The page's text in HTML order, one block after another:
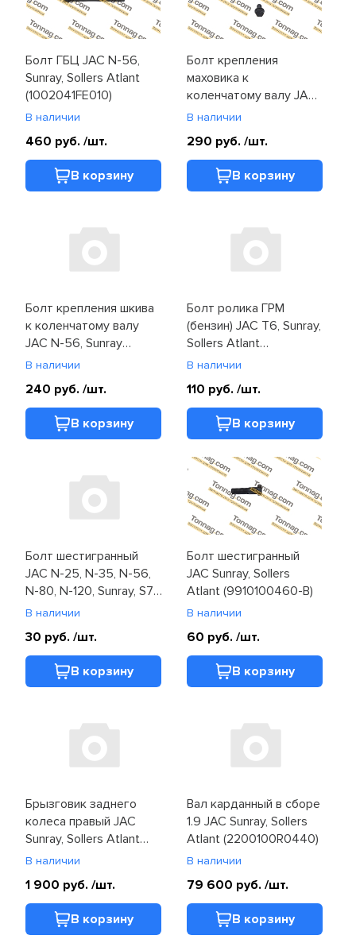
Болт ГБЦ JAC N-56,
Sunray, Sollers Atlant
(1002041FE010)
В наличии
460 руб. /шт.
В корзину
Болт крепления
маховика к
коленчатому валу JAC
N-56, Sunray, Sollers
В наличии
290 руб. /шт.
В корзину
Болт крепления шкива
к коленчатому валу
JAC N-56, Sunray
(1005014FE010)
В наличии
240 руб. /шт.
В корзину
Болт ролика ГРМ
(бензин) JAC T6, Sunray,
Sollers Atlant
(1023930GD150)
В наличии
110 руб. /шт.
В корзину
Болт шестигранный
JAC N-25, N-35, N-56,
N-80, N-120, Sunray, S7,
T6, T8, JS4, Москвич 3
В наличии
30 руб. /шт.
В корзину
Болт шестигранный
JAC Sunray, Sollers
Atlant (9910100460-B)
В наличии
60 руб. /шт.
В корзину
Брызговик заднего
колеса правый JAC
Sunray, Sollers Atlant
(5512400R004)
В наличии
1 900 руб. /шт.
В корзину
Вал карданный в сборе
1.9 JAC Sunray, Sollers
Atlant (2200100R0440)
В наличии
79 600 руб. /шт.
В корзину